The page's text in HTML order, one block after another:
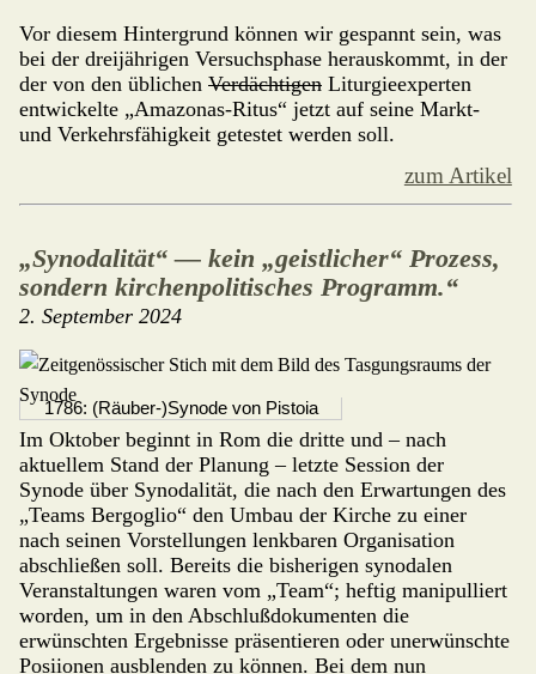
Vor diesem Hintergrund können wir gespannt sein, was
bei der dreijäh­rigen Versuchsphase herauskommt, in der
der von den üblichen Ver­däch­tigen Litur­gie­experten
entwickelte „Amazonas-Ritus“ jetzt auf seine Markt-
und Verkehrsfähigkeit getestet werden soll.
zum Artikel
„Synodalität“ — kein „geistlicher“ Prozess,
sondern kirchenpolitisches Programm.“
2. September 2024
1786: (Räuber-)Synode von Pistoia
Im Oktober beginnt in Rom die dritte und – nach
aktuellem Stand der Planung – letzte Session der
Synode über Syno­da­lität, die nach den Erwartungen des
„Teams Bergoglio“ den Umbau der Kirche zu einer
nach seinen Vorstel­lungen lenkbaren Organisation
abschließen soll. Bereits die bisherigen synodalen
Veranstaltungen waren vom „Team“; heftig manipulliert
worden, um in den Abschlußdokumenten die
erwünschten Ergebnisse präsentieren oder unerwünschte
Posiionen ausblenden zu können. Bei dem nun